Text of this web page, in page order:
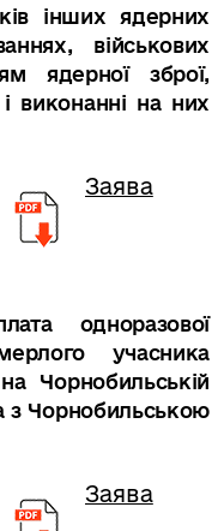
інших ядерних
військових
ядерної зброї,
виконанні на них
Заява
одноразової
учасника
на Чорнобильській
з Чорнобильською
Заява